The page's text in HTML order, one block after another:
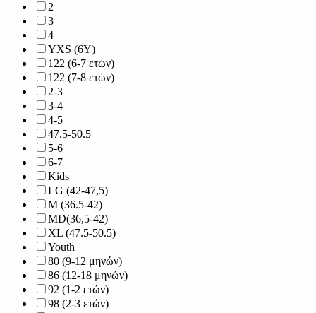
2
3
4
YXS (6Y)
122 (6-7 ετών)
122 (7-8 ετών)
2-3
3-4
4-5
47.5-50.5
5-6
6-7
Kids
LG (42-47,5)
M (36.5-42)
MD(36,5-42)
XL (47.5-50.5)
Youth
80 (9-12 μηνών)
86 (12-18 μηνών)
92 (1-2 ετών)
98 (2-3 ετών)